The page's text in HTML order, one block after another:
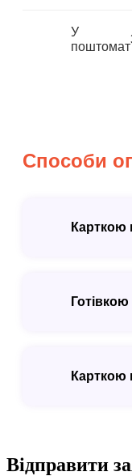
У
поштомат
Способи
Карткою
Карткою
Відправити